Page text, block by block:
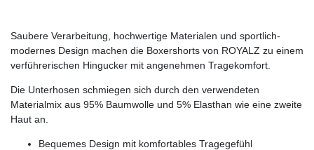
Saubere Verarbeitung, hochwertige Materialen und sportlich-
modernes Design machen die Boxershorts von ROYALZ zu einem
verführerischen Hingucker mit angenehmen Tragekomfort.
Die Unterhosen schmiegen sich durch den verwendeten
Materialmix aus 95% Baumwolle und 5% Elasthan wie eine zweite
Haut an.
Bequemes Design mit komfortables Tragegefühl